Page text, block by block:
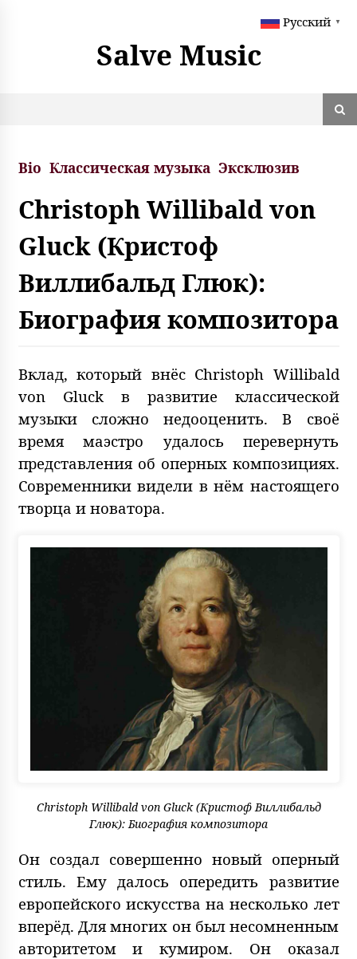
Salve Music
Bio Классическая музыка Эксклюзив
Christoph Willibald von
Gluck (Кристоф
Виллибальд Глюк):
Биография композитора
Вклад, который внёс Christoph Willibald
von Gluck в развитие классической
музыки сложно недооценить. В своё
время маэстро удалось перевернуть
представления об оперных композициях.
Современники видели в нём настоящего
творца и новатора.
Christoph Willibald von Gluck (Кристоф Виллибальд
Глюк): Биография композитора
Он создал совершенно новый оперный
стиль. Ему далось опередить развитие
европейского искусства на несколько лет
вперёд. Для многих он был несомненным
авторитетом и кумиром. Он оказал
Русский ▼